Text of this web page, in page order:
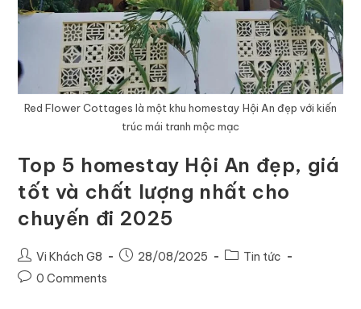
Red Flower Cottages là một khu homestay Hội An đẹp với kiến
trúc mái tranh mộc mạc
Top 5 homestay Hội An đẹp, giá
tốt và chất lượng nhất cho
chuyến đi 2025
Vi Khách G8 28/08/2025
Tin tức
0 Comments